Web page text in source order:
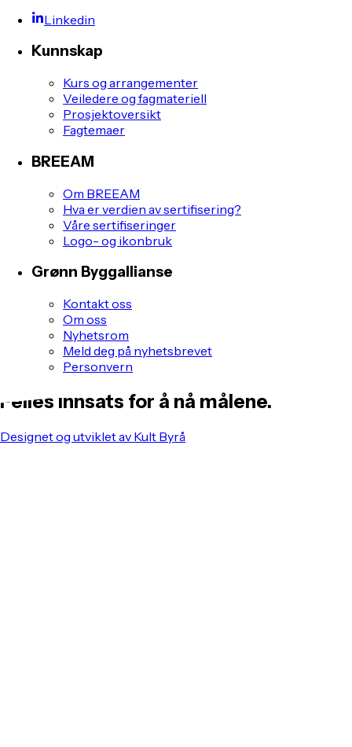
Linkedin
Kunnskap
Kurs og arrangementer
Veiledere og fagmateriell
Prosjektoversikt
Fagtemaer
BREEAM
Om BREEAM
Hva er verdien av sertifisering?
Våre sertifiseringer
Logo- og ikonbruk
Grønn Byggallianse
Kontakt oss
Om oss
Nyhetsrom
Meld deg på nyhetsbrevet
Personvern
Felles innsats for å nå målene.
Designet og utviklet av Kult Byrå